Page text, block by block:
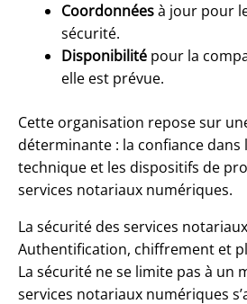
Coordonnéesà jour pour
sécurité.
Disponibilité pour la
elle est prévue.
Cette organisation repose sur
déterminante : la confiance dans
technique et les dispositifs de
services notariaux numériques.
La sécurité des services
Authentification, chiffrement et
La sécurité ne se limite pas à un
services notariaux numériques